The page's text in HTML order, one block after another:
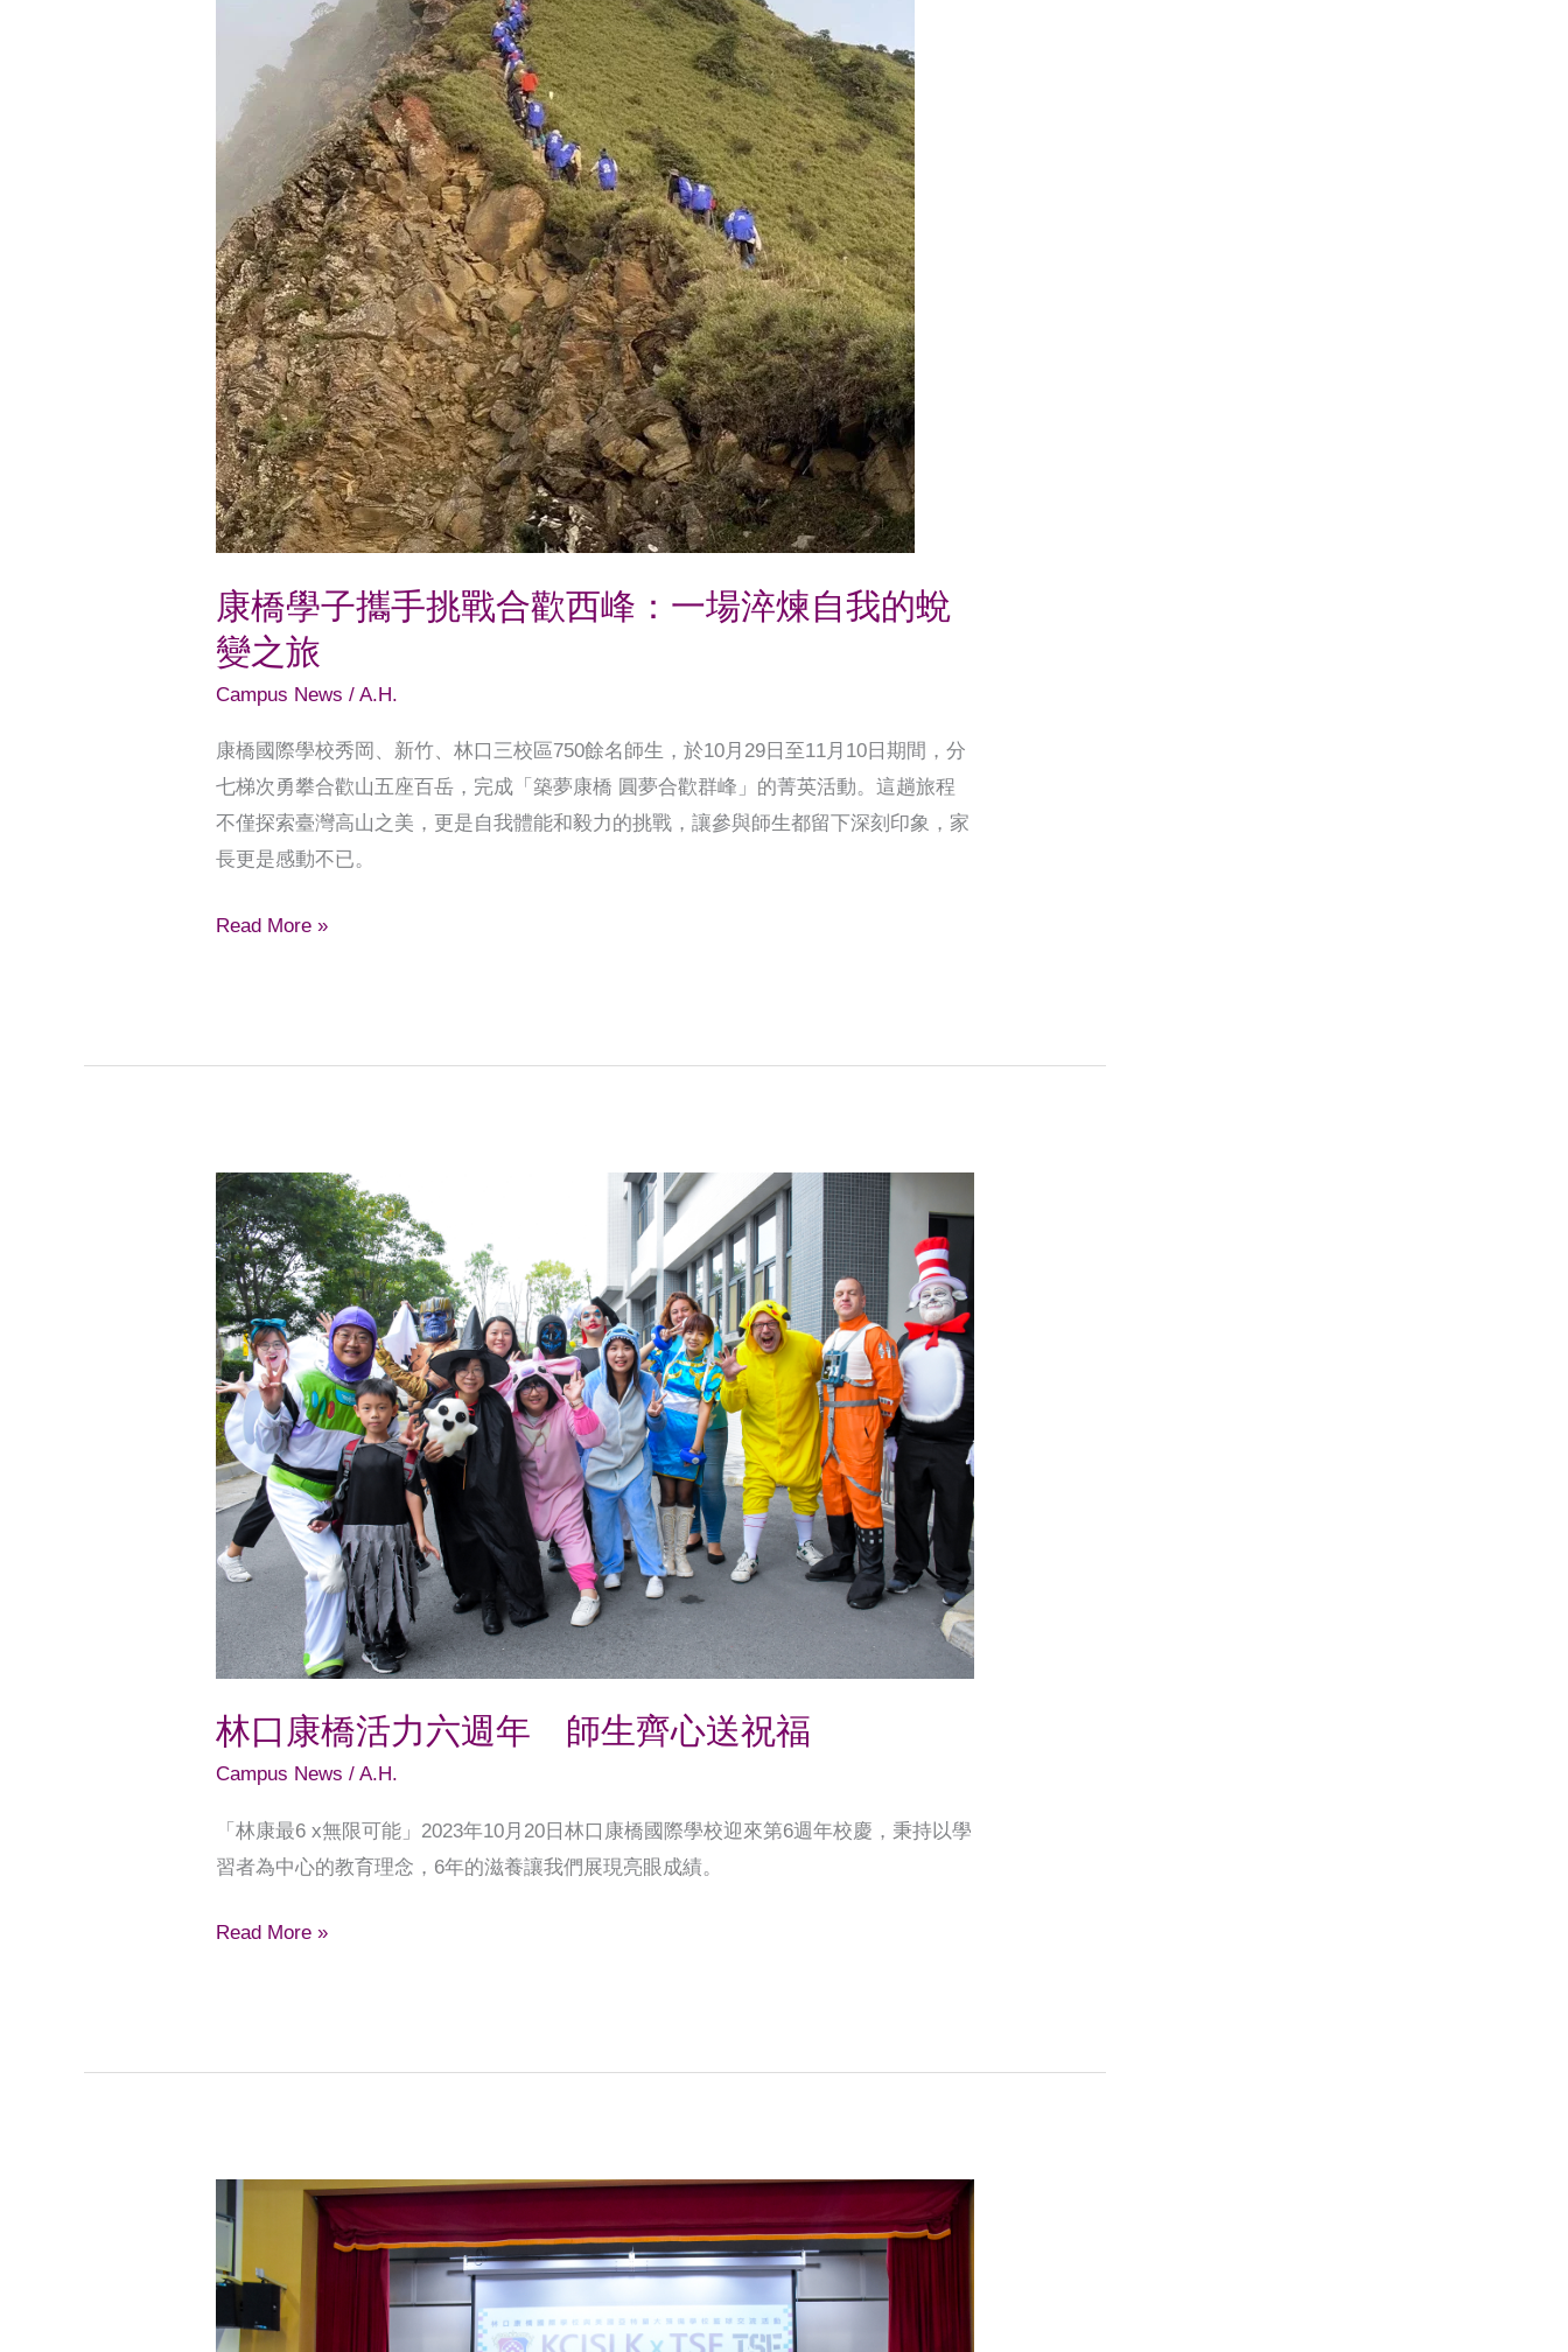
康橋學子攜手挑戰合歡西峰：一場淬煉自我的蛻
變之旅
Campus News /A.H.
康橋國際學校秀岡、新竹、林口三校區750餘名師生，於10月29日至11月10日期間，分
七梯次勇攀合歡山五座百岳，完成「築夢康橋 圓夢合歡群峰」的菁英活動。這趟旅程
不僅探索臺灣高山之美，更是自我體能和毅力的挑戰，讓參與師生都留下深刻印象，家
長更是感動不已。
淬
自
我
的
蛻
變
之
旅
Read More »
林口康橋活力六週年 師生齊心送祝福
Campus News /A.H.
「林康最6 x無限可能」2023年10月20日林口康橋國際學校迎來第6週年校慶，秉持以學
習者為中心的教育理念，6年的滋養讓我們展現亮眼成績。
林
口
康
橋
活
力
六
週
年
師
生
齊
心
送
福
Read More »
KCISLKxTSF
交
流
球